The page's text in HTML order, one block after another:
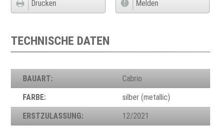
Drucken Melden
TECHNISCHE DATEN
BAUART: Cabrio
FARBE: silber (metallic)
ERSTZULASSUNG: 12/2021